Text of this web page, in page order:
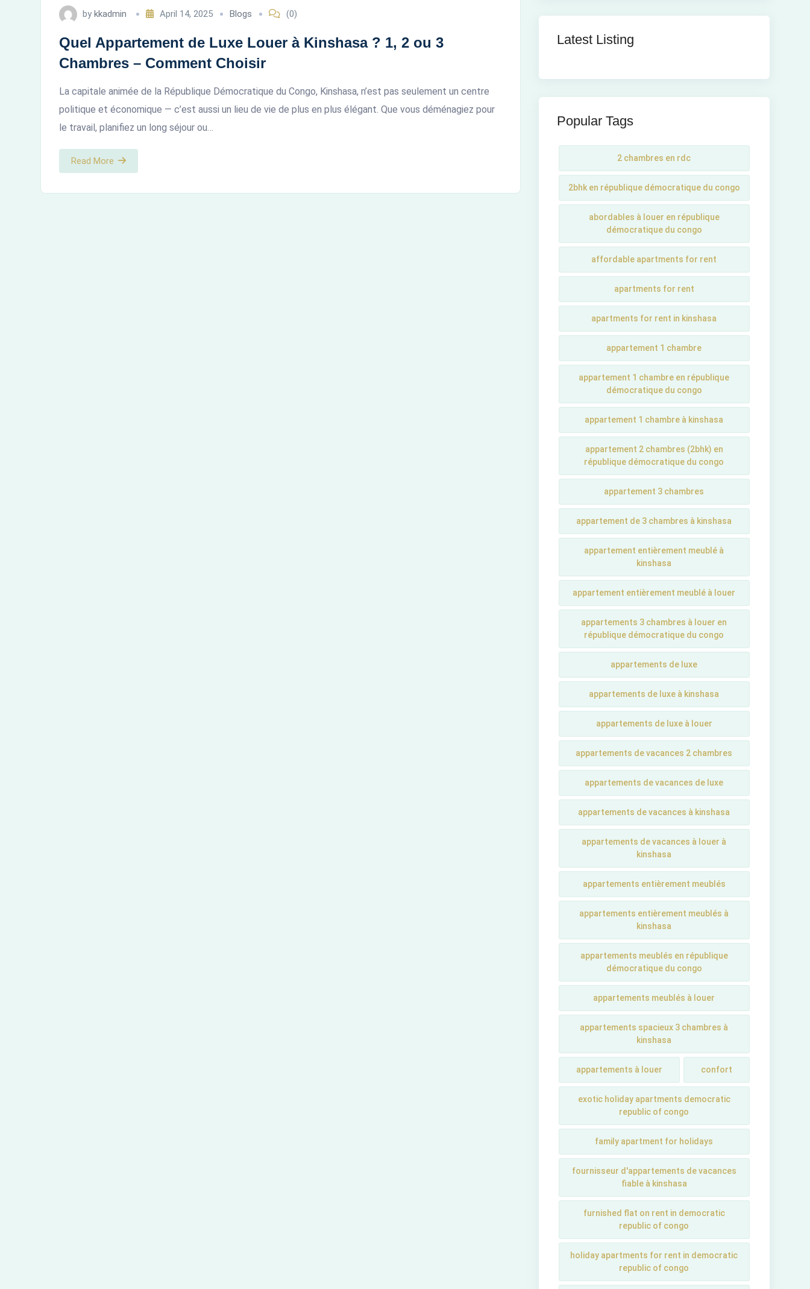
by kkadmin April 14, 2025 Blogs (0)
Quel Appartement de Luxe Louer à Kinshasa ? 1, 2 ou 3
Chambres – Comment Choisir
La capitale animée de la République Démocratique du Congo, Kinshasa, n’est pas seulement un centre
politique et économique — c’est aussi un lieu de vie de plus en plus élégant. Que vous déménagiez pour
le travail, planifiez un long séjour ou…
Read More
Latest Listing
Popular Tags
2 chambres en rdc
2bhk en république démocratique du congo
abordables à louer en république
démocratique du congo
affordable apartments for rent
apartments for rent
apartments for rent in kinshasa
appartement 1 chambre
appartement 1 chambre en république
démocratique du congo
appartement 1 chambre à kinshasa
appartement 2 chambres (2bhk) en
république démocratique du congo
appartement 3 chambres
appartement de 3 chambres à kinshasa
appartement entièrement meublé à
kinshasa
appartement entièrement meublé à louer
appartements 3 chambres à louer en
république démocratique du congo
appartements de luxe
appartements de luxe à kinshasa
appartements de luxe à louer
appartements de vacances 2 chambres
appartements de vacances de luxe
appartements de vacances à kinshasa
appartements de vacances à louer à
kinshasa
appartements entièrement meublés
appartements entièrement meublés à
kinshasa
appartements meublés en république
démocratique du congo
appartements meublés à louer
appartements spacieux 3 chambres à
kinshasa
appartements à louer confort
exotic holiday apartments democratic
republic of congo
family apartment for holidays
fournisseur d'appartements de vacances
fiable à kinshasa
furnished flat on rent in democratic
republic of congo
holiday apartments for rent in democratic
republic of congo